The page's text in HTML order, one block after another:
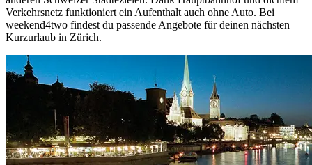
Verkehrsnetz funktioniert ein Aufenthalt auch ohne Auto. Bei
weekend4two findest du passende Angebote für deinen nächsten
Kurzurlaub in Zürich.